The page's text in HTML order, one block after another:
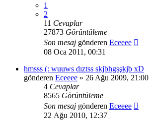
1
2
11 Cevaplar
27873 Görüntüleme
Son mesaj gönderen Eceeee
08 Oca 2011, 00:31
hmsss (: wuuws dıztss skjbhgsşkjb xD
gönderen Eceeee » 26 Ağu 2009, 21:00
4 Cevaplar
8565 Görüntüleme
Son mesaj gönderen Eceeee
22 Ağu 2010, 12:37